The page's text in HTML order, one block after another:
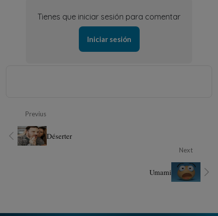
Tienes que iniciar sesión para comentar
Iniciar sesión
Previus
Déserter
Next
Umami